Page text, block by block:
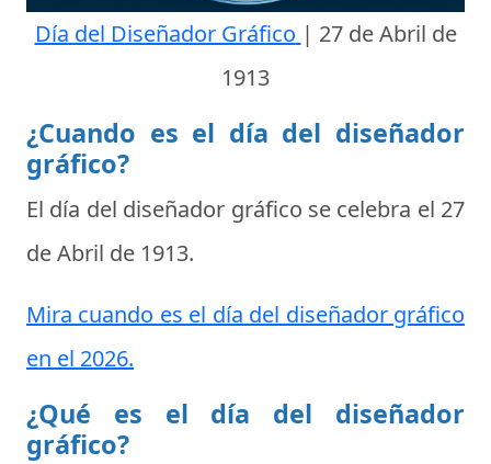
Día del Diseñador Gráfico | 27 de Abril de
1913
¿Cuando es el día del diseñador
gráfico?
El día del diseñador gráfico se celebra el 27
de Abril de 1913.
Mira cuando es el día del diseñador gráfico
en el 2026.
¿Qué es el día del diseñador
gráfico?